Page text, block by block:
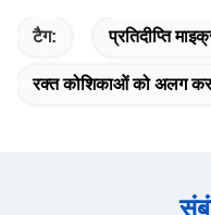
टैग: प्रतिदीप्ति
रक्त कोशिकाओं को अलग